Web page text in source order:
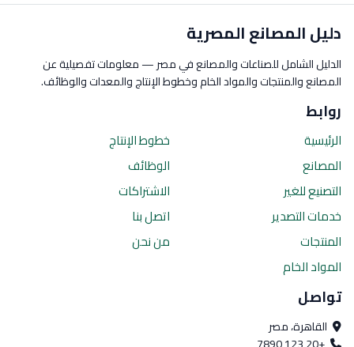
دليل المصانع المصرية
الدليل الشامل للصناعات والمصانع في مصر — معلومات تفصيلية عن
المصانع والمنتجات والمواد الخام وخطوط الإنتاج والمعدات والوظائف.
روابط
الرئيسية
المصانع
التصنيع للغير
خدمات التصدير
المنتجات
المواد الخام
خطوط الإنتاج
الوظائف
الاشتراكات
اتصل بنا
من نحن
تواصل
القاهرة، مصر